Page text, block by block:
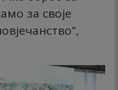
за своје